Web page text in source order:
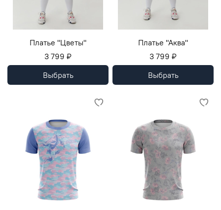
Платье "Цветы"
3 799 ₽
Выбрать
Платье "Аква"
3 799 ₽
Выбрать